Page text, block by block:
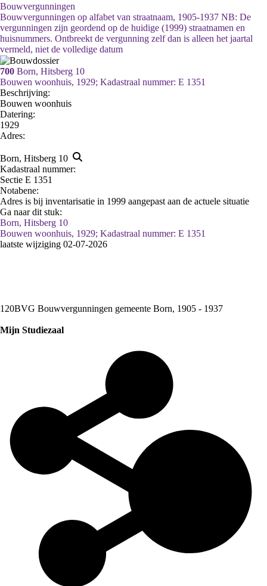
Bouwvergunningen
Bouwvergunningen op alfabet van straatnaam, 1905-1937 NB: De
vergunningen zijn geordend op de huidige (1999) straatnamen en
huisnummers. Ontbreekt de vergunning zelf dan is alleen het jaartal
vermeld, niet de volledige datum
700 Born, Hitsberg 10
Bouwen woonhuis, 1929; Kadastraal nummer: E 1351
Beschrijving:
Bouwen woonhuis
Datering:
1929
Adres:
Born, Hitsberg 10
Kadastraal nummer:
Sectie E 1351
Notabene:
Adres is bij inventarisatie in 1999 aangepast aan de actuele situatie
Ga naar dit stuk:
Born, Hitsberg 10
Bouwen woonhuis, 1929; Kadastraal nummer: E 1351
laatste wijziging 02-07-2026
120BVG Bouwvergunningen gemeente Born, 1905 - 1937
Mijn Studiezaal